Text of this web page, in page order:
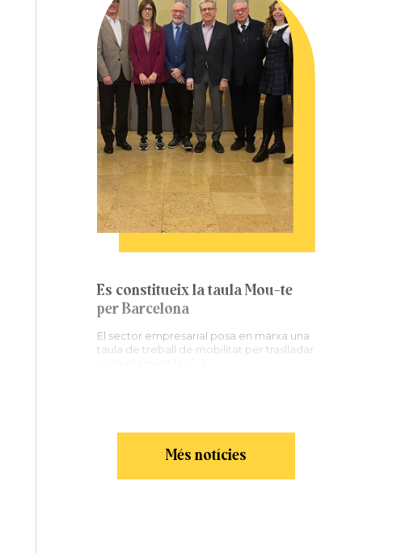
Es constitueix la taula Mou-te
per Barcelona
El sector empresarial posa en marxa una
taula de treball de mobilitat per traslladar
Més notícies